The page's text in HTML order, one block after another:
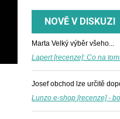
NOVĚ V DISKUZI
Marta Velký výběr všeho...
Lapert [recenze]: Co na
Josefobchod lze určitě
Lunzo e-shop [recenze] -